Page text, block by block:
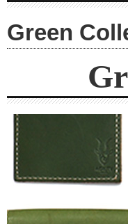
Green